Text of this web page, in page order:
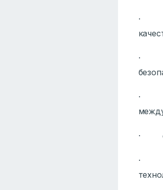
·
·
·
·
·